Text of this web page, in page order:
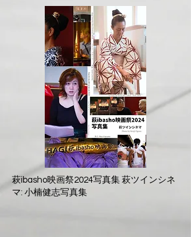
萩ibasho映画祭2024写真集 萩ツインシネ
マ: 小楠健志写真集